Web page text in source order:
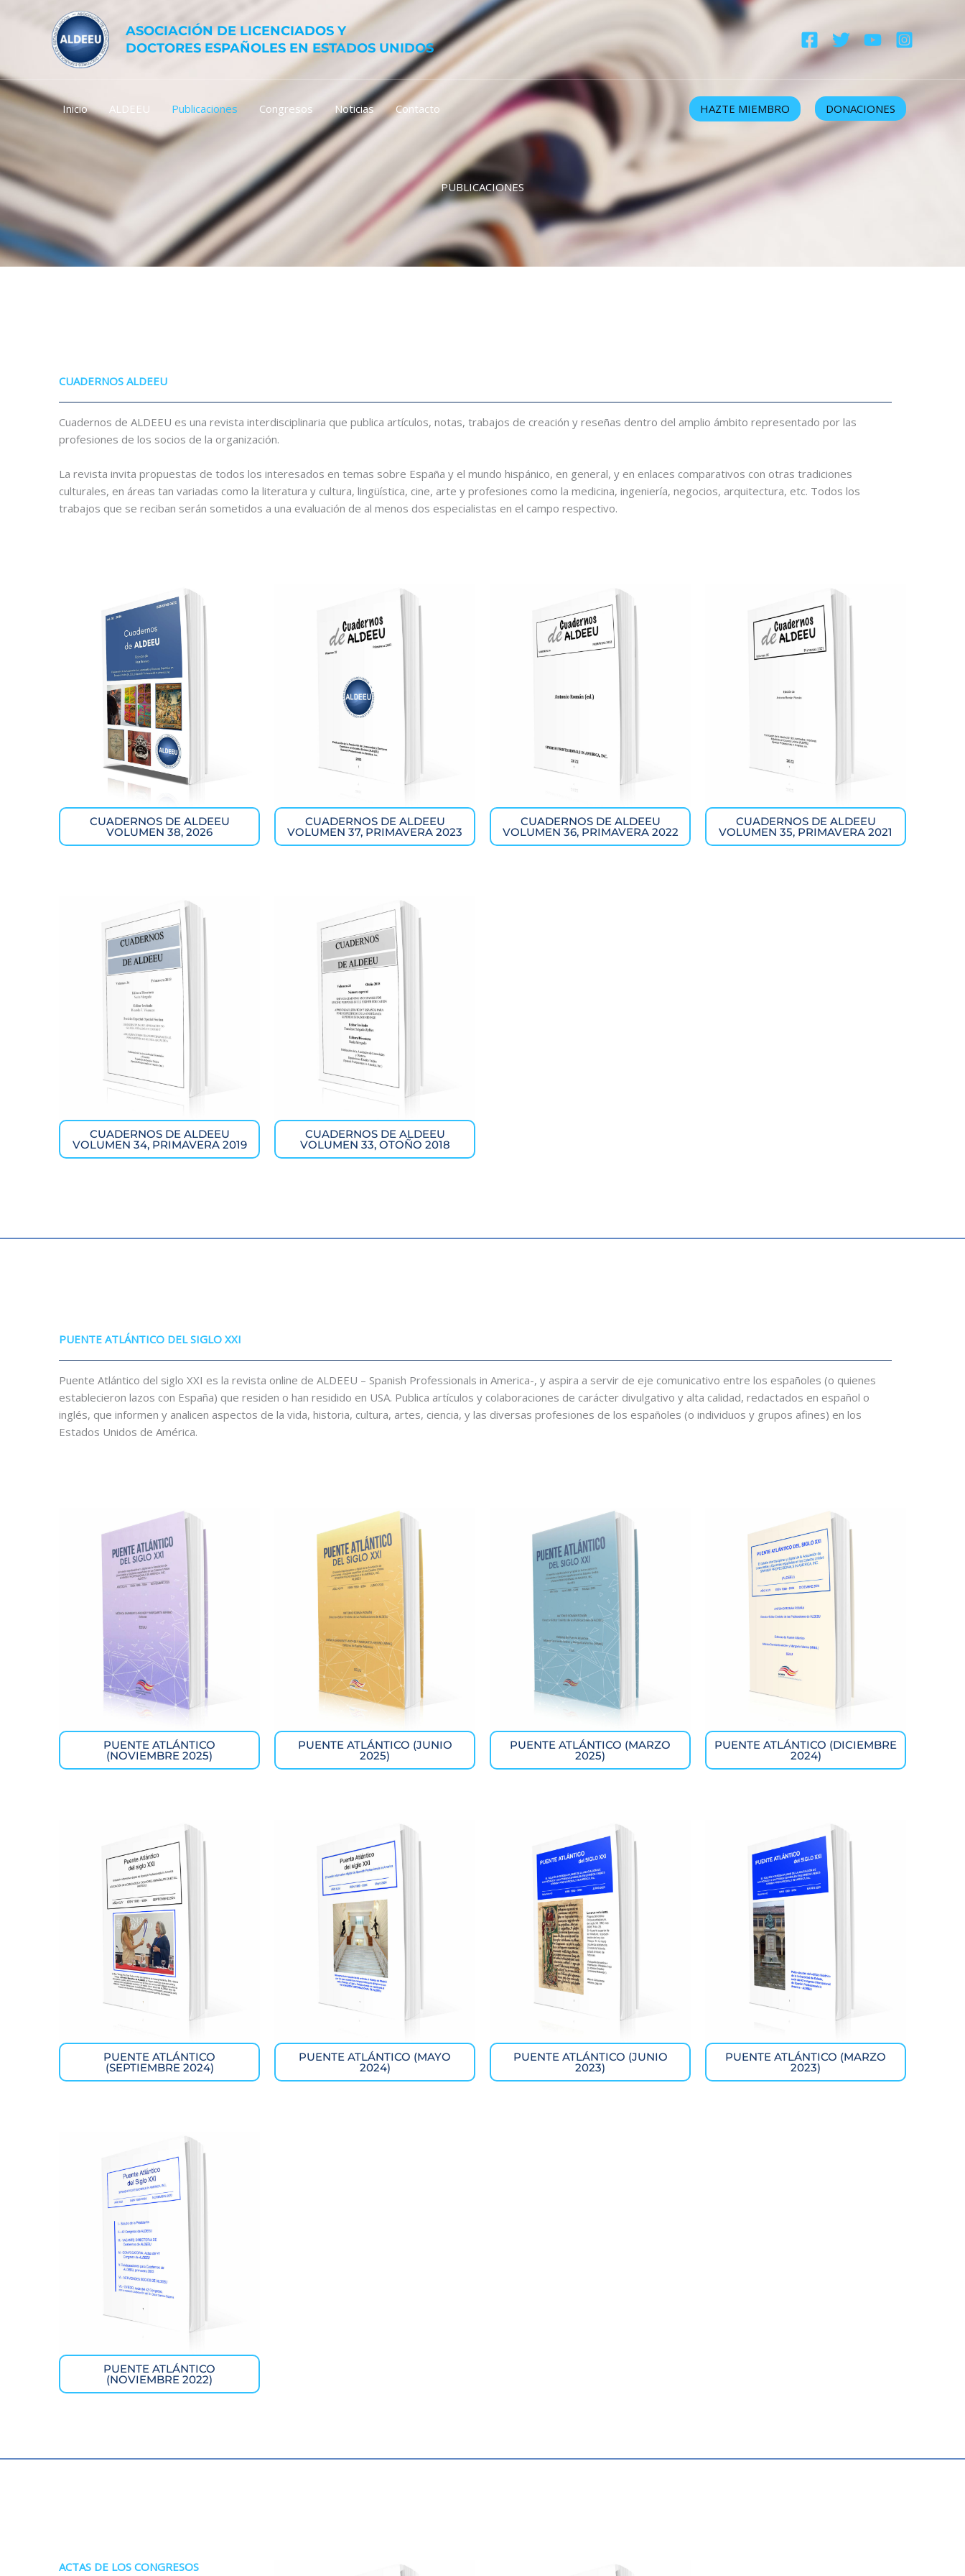
ASOCIACIÓN DE LICENCIADOS Y
DOCTORES ESPAÑOLES EN ESTADOS UNIDOS
Inicio ALDEEU Publicaciones Congresos Noticias Contacto HAZTE MIEMBRO DONACIONES
PUBLICACIONES
CUADERNOS ALDEEU
Cuadernos de ALDEEU es una revista interdisciplinaria que publica artículos, notas, trabajos de creación y reseñas dentro del amplio ámbito representado por las
profesiones de los socios de la organización.
La revista invita propuestas de todos los interesados en temas sobre España y el mundo hispánico, en general, y en enlaces comparativos con otras tradiciones
culturales, en áreas tan variadas como la literatura y cultura, lingüística, cine, arte y profesiones como la medicina, ingeniería, negocios, arquitectura, etc. Todos los
trabajos que se reciban serán sometidos a una evaluación de al menos dos especialistas en el campo respectivo.
CUADERNOS DE ALDEEU
VOLUMEN 38, 2026
CUADERNOS DE ALDEEU
VOLUMEN 37, PRIMAVERA 2023
CUADERNOS DE ALDEEU
VOLUMEN 36, PRIMAVERA 2022
CUADERNOS DE ALDEEU
VOLUMEN 35, PRIMAVERA 2021
CUADERNOS DE ALDEEU
VOLUMEN 34, PRIMAVERA 2019
CUADERNOS DE ALDEEU
VOLUMEN 33, OTOÑO 2018
PUENTE ATLÁNTICO DEL SIGLO XXI
Puente Atlántico del siglo XXI es la revista online de ALDEEU – Spanish Professionals in America-, y aspira a servir de eje comunicativo entre los españoles (o quienes
establecieron lazos con España) que residen o han residido en USA. Publica artículos y colaboraciones de carácter divulgativo y alta calidad, redactados en español o
inglés, que informen y analicen aspectos de la vida, historia, cultura, artes, ciencia, y las diversas profesiones de los españoles (o individuos y grupos afines) en los
Estados Unidos de América.
PUENTE ATLÁNTICO
(NOVIEMBRE 2025)
PUENTE ATLÁNTICO (JUNIO
2025)
PUENTE ATLÁNTICO (MARZO
2025)
PUENTE ATLÁNTICO (DICIEMBRE
2024)
PUENTE ATLÁNTICO
(SEPTIEMBRE 2024)
PUENTE ATLÁNTICO (MAYO
2024)
PUENTE ATLÁNTICO (JUNIO
2023)
PUENTE ATLÁNTICO (MARZO
2023)
PUENTE ATLÁNTICO
(NOVIEMBRE 2022)
ACTAS DE LOS CONGRESOS